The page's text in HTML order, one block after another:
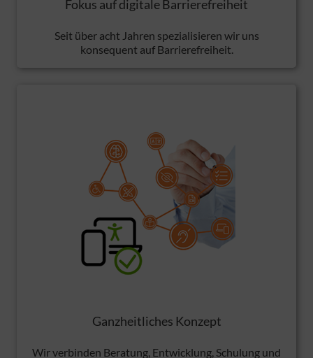
Fokus auf digitale Barrierefreiheit
Seit über acht Jahren spezialisieren wir uns
konsequent auf Barrierefreiheit.
Ganzheitliches Konzept
Wir verbinden Beratung, Entwicklung, Schulung und